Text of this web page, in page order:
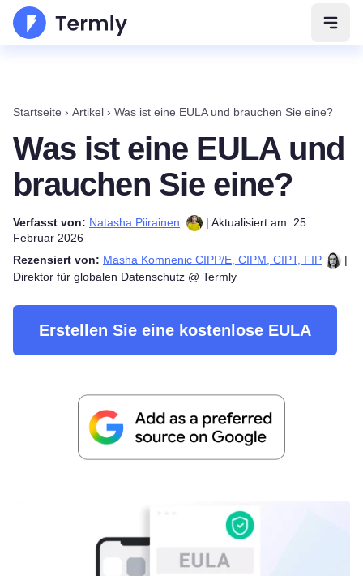
Startseite › Artikel › Was ist eine EULA und brauchen Sie eine?
Was ist eine EULA und
brauchen Sie eine?
Verfasst von: Natasha Piirainen
| Aktualisiert am: 25.
Februar 2026
Rezensiert von: Masha Komnenic CIPP/E, CIPM, CIPT, FIP
|
Direktor für globalen Datenschutz @ Termly
Erstellen Sie eine kostenlose EULA